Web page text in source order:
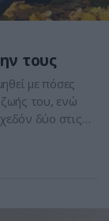
τους
με πόσες
ζωής του, ενώ
δύο στις